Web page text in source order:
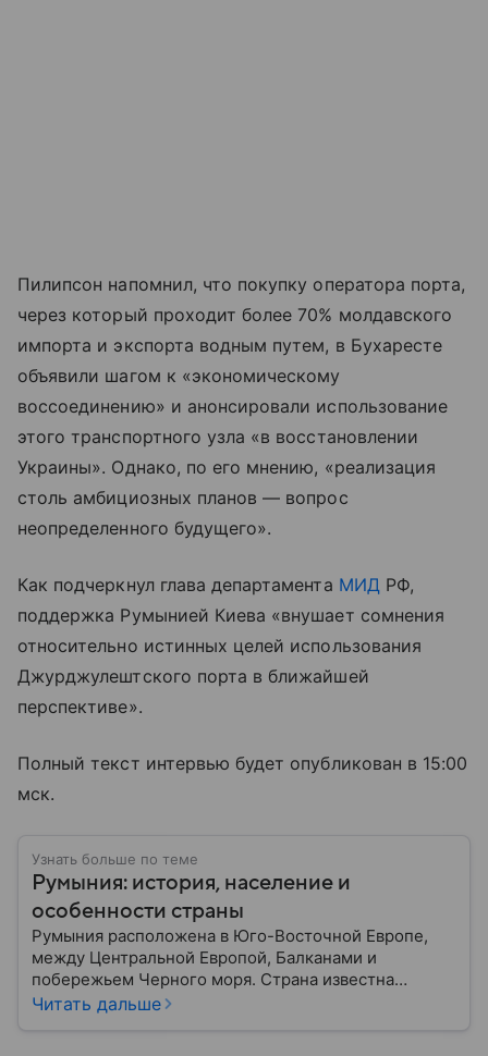
Пилипсон напомнил, что покупку оператора порта,
через который проходит более 70% молдавского
импорта и экспорта водным путем, в Бухаресте
объявили шагом к «экономическому
воссоединению» и анонсировали использование
этого транспортного узла «в восстановлении
Украины». Однако, по его мнению, «реализация
столь амбициозных планов — вопрос
неопределенного будущего».
Как подчеркнул глава департамента МИДРФ,
поддержка Румынией Киева «внушает сомнения
относительно истинных целей использования
Джурджулештского порта в ближайшей
перспективе».
Полный текст интервью будет опубликован в 15:00
мск.
Узнать больше по теме
Румыния: история, население и
особенности страны
Румыния расположена в Юго-Восточной Европе,
между Центральной Европой, Балканами и
побережьем Черного моря. Страна известна
богатой историей, живописными Карпатскими
Читать дальше